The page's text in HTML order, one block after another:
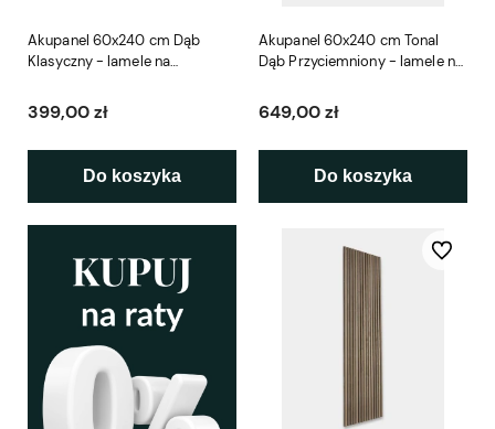
Akupanel 60x240 cm Dąb
Klasyczny - lamele na
399,00 zł
Do koszyka
Akupanel 60x240 cm Tonal
Dąb Przyciemniony - lamele na
649,00 zł
Do koszyka
Do